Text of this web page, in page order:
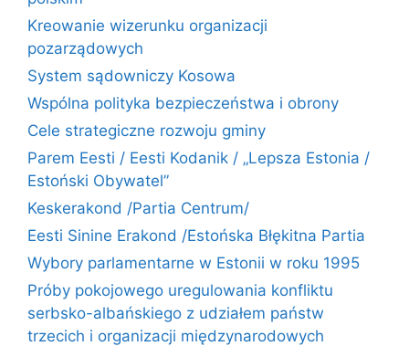
Kreowanie wizerunku organizacji
pozarządowych
System sądowniczy Kosowa
Wspólna polityka bezpieczeństwa i obrony
Cele strategiczne rozwoju gminy
Parem Eesti / Eesti Kodanik / „Lepsza Estonia /
Estoński Obywatel”
Keskerakond /Partia Centrum/
Eesti Sinine Erakond /Estońska Błękitna Partia
Wybory parlamentarne w Estonii w roku 1995
Próby pokojowego uregulowania konfliktu
serbsko-albańskiego z udziałem państw
trzecich i organizacji międzynarodowych